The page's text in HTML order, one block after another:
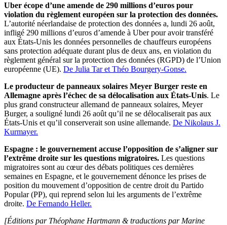
Uber écope d’une amende de 290 millions d’euros pour
violation du règlement européen sur la protection des données.
L’autorité néerlandaise de protection des données a, lundi 26 août,
infligé 290 millions d’euros d’amende à Uber pour avoir transféré
aux États-Unis les données personnelles de chauffeurs européens
sans protection adéquate durant plus de deux ans, en violation du
règlement général sur la protection des données (RGPD) de l’Union
européenne (UE). De Julia Tar et Théo Bourgery-Gonse.
Le producteur de panneaux solaires Meyer Burger reste en
Allemagne après l’échec de sa délocalisation aux États-Unis. Le
plus grand constructeur allemand de panneaux solaires, Meyer
Burger, a souligné lundi 26 août qu’il ne se délocaliserait pas aux
États-Unis et qu’il conserverait son usine allemande. De Nikolaus J.
Kurmayer.
Espagne : le gouvernement accuse l’opposition de s’aligner sur
l’extrême droite sur les questions migratoires. Les questions
migratoires sont au cœur des débats politiques ces dernières
semaines en Espagne, et le gouvernement dénonce les prises de
position du mouvement d’opposition de centre droit du Partido
Popular (PP), qui reprend selon lui les arguments de l’extrême
droite. De Fernando Heller.
[Éditions par Théophane Hartmann & traductions par Marine